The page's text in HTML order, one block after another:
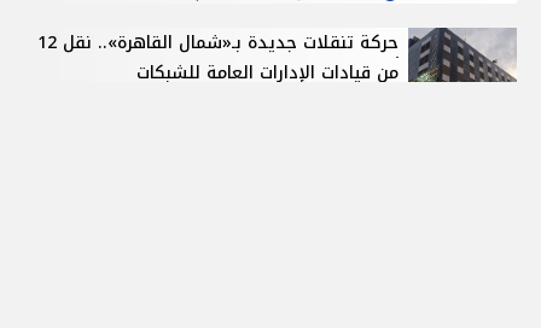
حركة تنقلات جديدة بـ«شمال القاهرة».. نقل 12
من قيادات الإدارات العامة للشبكات